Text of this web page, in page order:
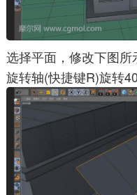
选择平面，修改下图
旋转轴(快捷键R)旋转